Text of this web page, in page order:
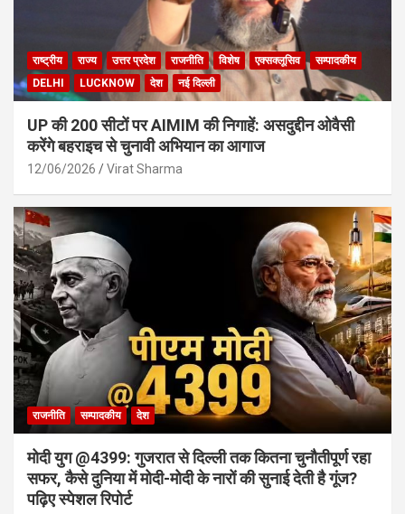
राष्ट्रीय राज्य उत्तर प्रदेश राजनीति विशेष एक्सक्लूसिव
सम्पादकीय
DELHI
LUCKNOW देश नई दिल्ली
UP की 200 सीटों पर AIMIM की निगाहें: असदुद्दीन ओवैसी
करेंगे बहराइच से चुनावी अभियान का आगाज
12/06/2026 Virat Sharma
राजनीति सम्पादकीय देश
मोदी युग @4399: गुजरात से दिल्ली तक कितना चुनौतीपूर्ण रहा
सफर, कैसे दुनिया में मोदी-मोदी के नारों की सुनाई देती है गूंज?
पढ़िए स्पेशल रिपोर्ट